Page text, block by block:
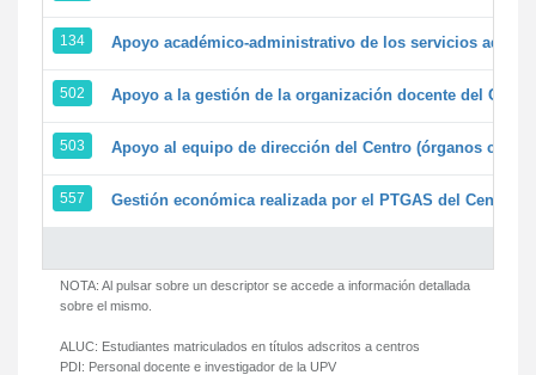
134 Apoyo académico-administrativo de los servicios
502 Apoyo a la gestión de la organización docente del
503 Apoyo al equipo de dirección del Centro (órganos
557 Gestión económica realizada por el PTGAS del Centro
NOTA: Al pulsar sobre un descriptor se accede a información detallada
sobre el mismo.
ALUC: Estudiantes matriculados en títulos adscritos a centros
PDI: Personal docente e investigador de la UPV